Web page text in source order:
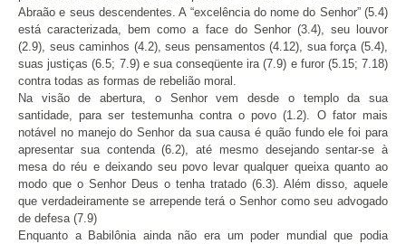
Abraão e seus descendentes. A “excelência do nome do Senhor” (5.4)
está caracterizada, bem como a face do Senhor (3.4), seu louvor
(2.9), seus caminhos (4.2), seus pensamentos (4.12), sua força (5.4),
suas justiças (6.5; 7.9) e sua conseqüente ira (7.9) e furor (5.15; 7.18)
contra todas as formas de rebelião moral.
Na visão de abertura, o Senhor vem desde o templo da sua
santidade, para ser testemunha contra o povo (1.2). O fator mais
notável no manejo do Senhor da sua causa é quão fundo ele foi para
apresentar sua contenda (6.2), até mesmo desejando sentar-se à
mesa do réu e deixando seu povo levar qualquer queixa quanto ao
modo que o Senhor Deus o tenha tratado (6.3). Além disso, aquele
que verdadeiramente se arrepende terá o Senhor como seu advogado
de defesa (7.9)
Enquanto a Babilônia ainda não era um poder mundial que podia